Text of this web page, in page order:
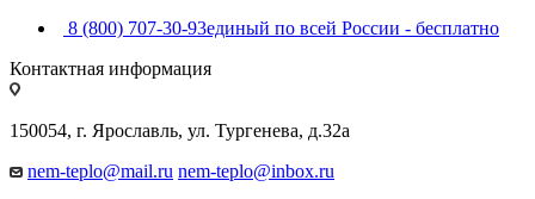
8 (800) 707-30-93единый по всей России - бесплатно
Контактная информация
150054, г. Ярославль, ул. Тургенева, д.32а
nem-teplo@mail.ru nem-teplo@inbox.ru